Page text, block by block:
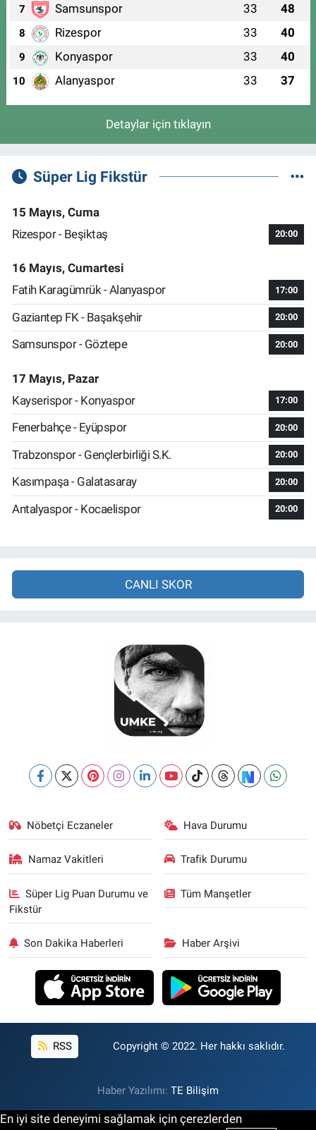
7 Samsunspor 33 48
8 Rizespor 33 40
9 Konyaspor 33 40
10 Alanyaspor 33 37
Detaylar için tıklayın
Süper Lig Fikstür
15 Mayıs, Cuma
Rizespor - Beşiktaş
20:00
16 Mayıs, Cumartesi
Fatih Karagümrük - Alanyaspor
17:00
Gaziantep FK - Başakşehir 20:00
Samsunspor - Göztepe 20:00
17 Mayıs, Pazar
Kayserispor - Konyaspor
17:00
Fenerbahçe - Eyüpspor 20:00
Trabzonspor - Gençlerbirliği S.K. 20:00
Kasımpaşa - Galatasaray 20:00
Antalyaspor - Kocaelispor 20:00
CANLI SKOR
Nöbetçi Eczaneler Hava Durumu
Namaz Vakitleri Trafik Durumu
Süper Lig Puan Durumu ve
Fikstür
Tüm Manşetler
Son Dakika Haberleri Haber Arşivi
RSS Copyright © 2022. Her hakkı saklıdır.
Haber Yazılımı: TE Bilişim
En iyi site deneyimi sağlamak için çerezlerden